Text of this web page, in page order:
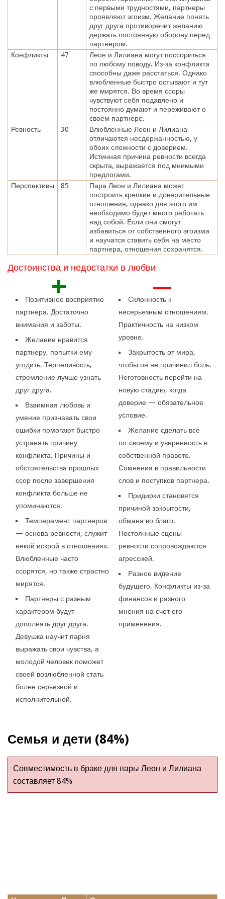
с первыми трудностями, партнеры
проявляют эгоизм. Желание понять
друг друга противоречит желанию
держать постоянную оборону перед
партнером.
Конфликты
47
Леон и Лилиана могут поссориться
по любому поводу. Из-за конфликта
способны даже расстаться. Однако
влюбленные быстро остывают и тут
же мирятся. Во время ссоры
чувствуют себя подавлено и
постоянно думают и переживают о
своем партнере.
Ревность
30
Влюбленные Леон и Лилиана
отличаются несдержанностью, у
обоих сложности с доверием.
Истинная причина ревности всегда
скрыта, выражается под мнимыми
предлогами.
Перспективы
85
Пара Леон и Лилиана может
построить крепкие и доверительные
отношения, однако для этого им
необходимо будет много работать
над собой. Если они смогут
избавиться от собственного эгоизма
и научатся ставить себя на место
партнера, отношения сохранятся.
Достоинства и недостатки в любви
+
Позитивное восприятие
партнера. Достаточно
внимания и заботы.
Желание нравится
партнеру, попытки ему
угодить. Терпеливость,
стремление лучше узнать
друг друга.
Взаимная любовь и
умение признавать свои
ошибки помогают быстро
устранять причину
конфликта. Причины и
обстоятельства прошлых
ссор после завершения
конфликта больше не
упоминаются.
Темперамент партнеров
— основа ревности, служит
некой искрой в отношениях.
Влюбленные часто
ссорятся, но также страстно
мирятся.
Партнеры с разным
характером будут
дополнять друг друга.
Девушка научит парня
выражать свои чувства, а
молодой человек поможет
своей возлюбленной стать
более серьезной и
исполнительной.
—
Склонность к
несерьезным отношениям.
Практичность на низком
уровне.
Закрытость от мира,
чтобы он не причинил боль.
Неготовность перейти на
новую стадию, когда
доверие — обязательное
условие.
Желание сделать все
по-своему и уверенность в
собственной правоте.
Сомнения в правильности
слов и поступков партнера.
Придирки становятся
причиной закрытости,
обмана во благо.
Постоянные сцены
ревности сопровождаются
агрессией.
Разное видение
будущего. Конфликты из-за
финансов и разного
мнения на счет его
применения.
Семья и дети (84%)
Совместимость в браке для пары Леон и Лилиана
составляет 84%